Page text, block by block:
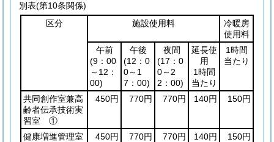
別表(第10条関係)
区分
施設使用料
冷暖房
使用料
午前
(9：00
～12：
00)
午後
(12：0
0～1
7：00)
夜間
(17：0
0～2
2：00)
延長使
用
1時間
当たり
1時間
当たり
共同創作室兼高
齢者伝承技術実
習室 ①
450円 770円 770円 140円 150円
健康増進管理室
450円 770円 770円 140円 150円